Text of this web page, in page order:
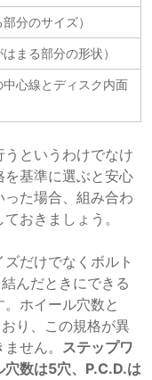
分のサイズ）
まる部分の形状）
心線とディスク内面
というわけでなけ
基準に選ぶと安心
た場合、組み合わ
おきましょう。
だけでなくボルト
んだときにできる
ホイール穴数と
り、この規格が異
せん。 ステップワ
穴数は5穴、P.C.D.は